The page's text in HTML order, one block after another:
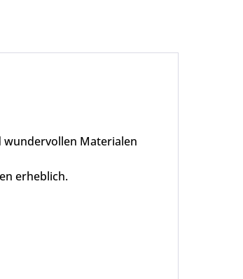
wundervollen Materialen
erheblich.